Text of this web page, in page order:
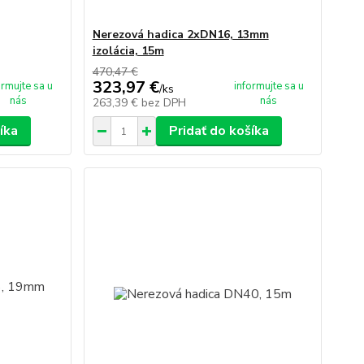
sa u
nás
Nerezová hadica 2xDN16, 13mm
izolácia, 15m
470,47 €
323,97 €/ks
263,39 € bez DPH
informujte sa u
nás
Pridať do košíka